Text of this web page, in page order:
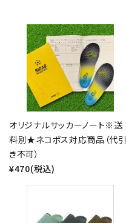
オリジナルサッカーノート※送
料別★ネコポス対応商品（代引
き不可）
¥470(税込)